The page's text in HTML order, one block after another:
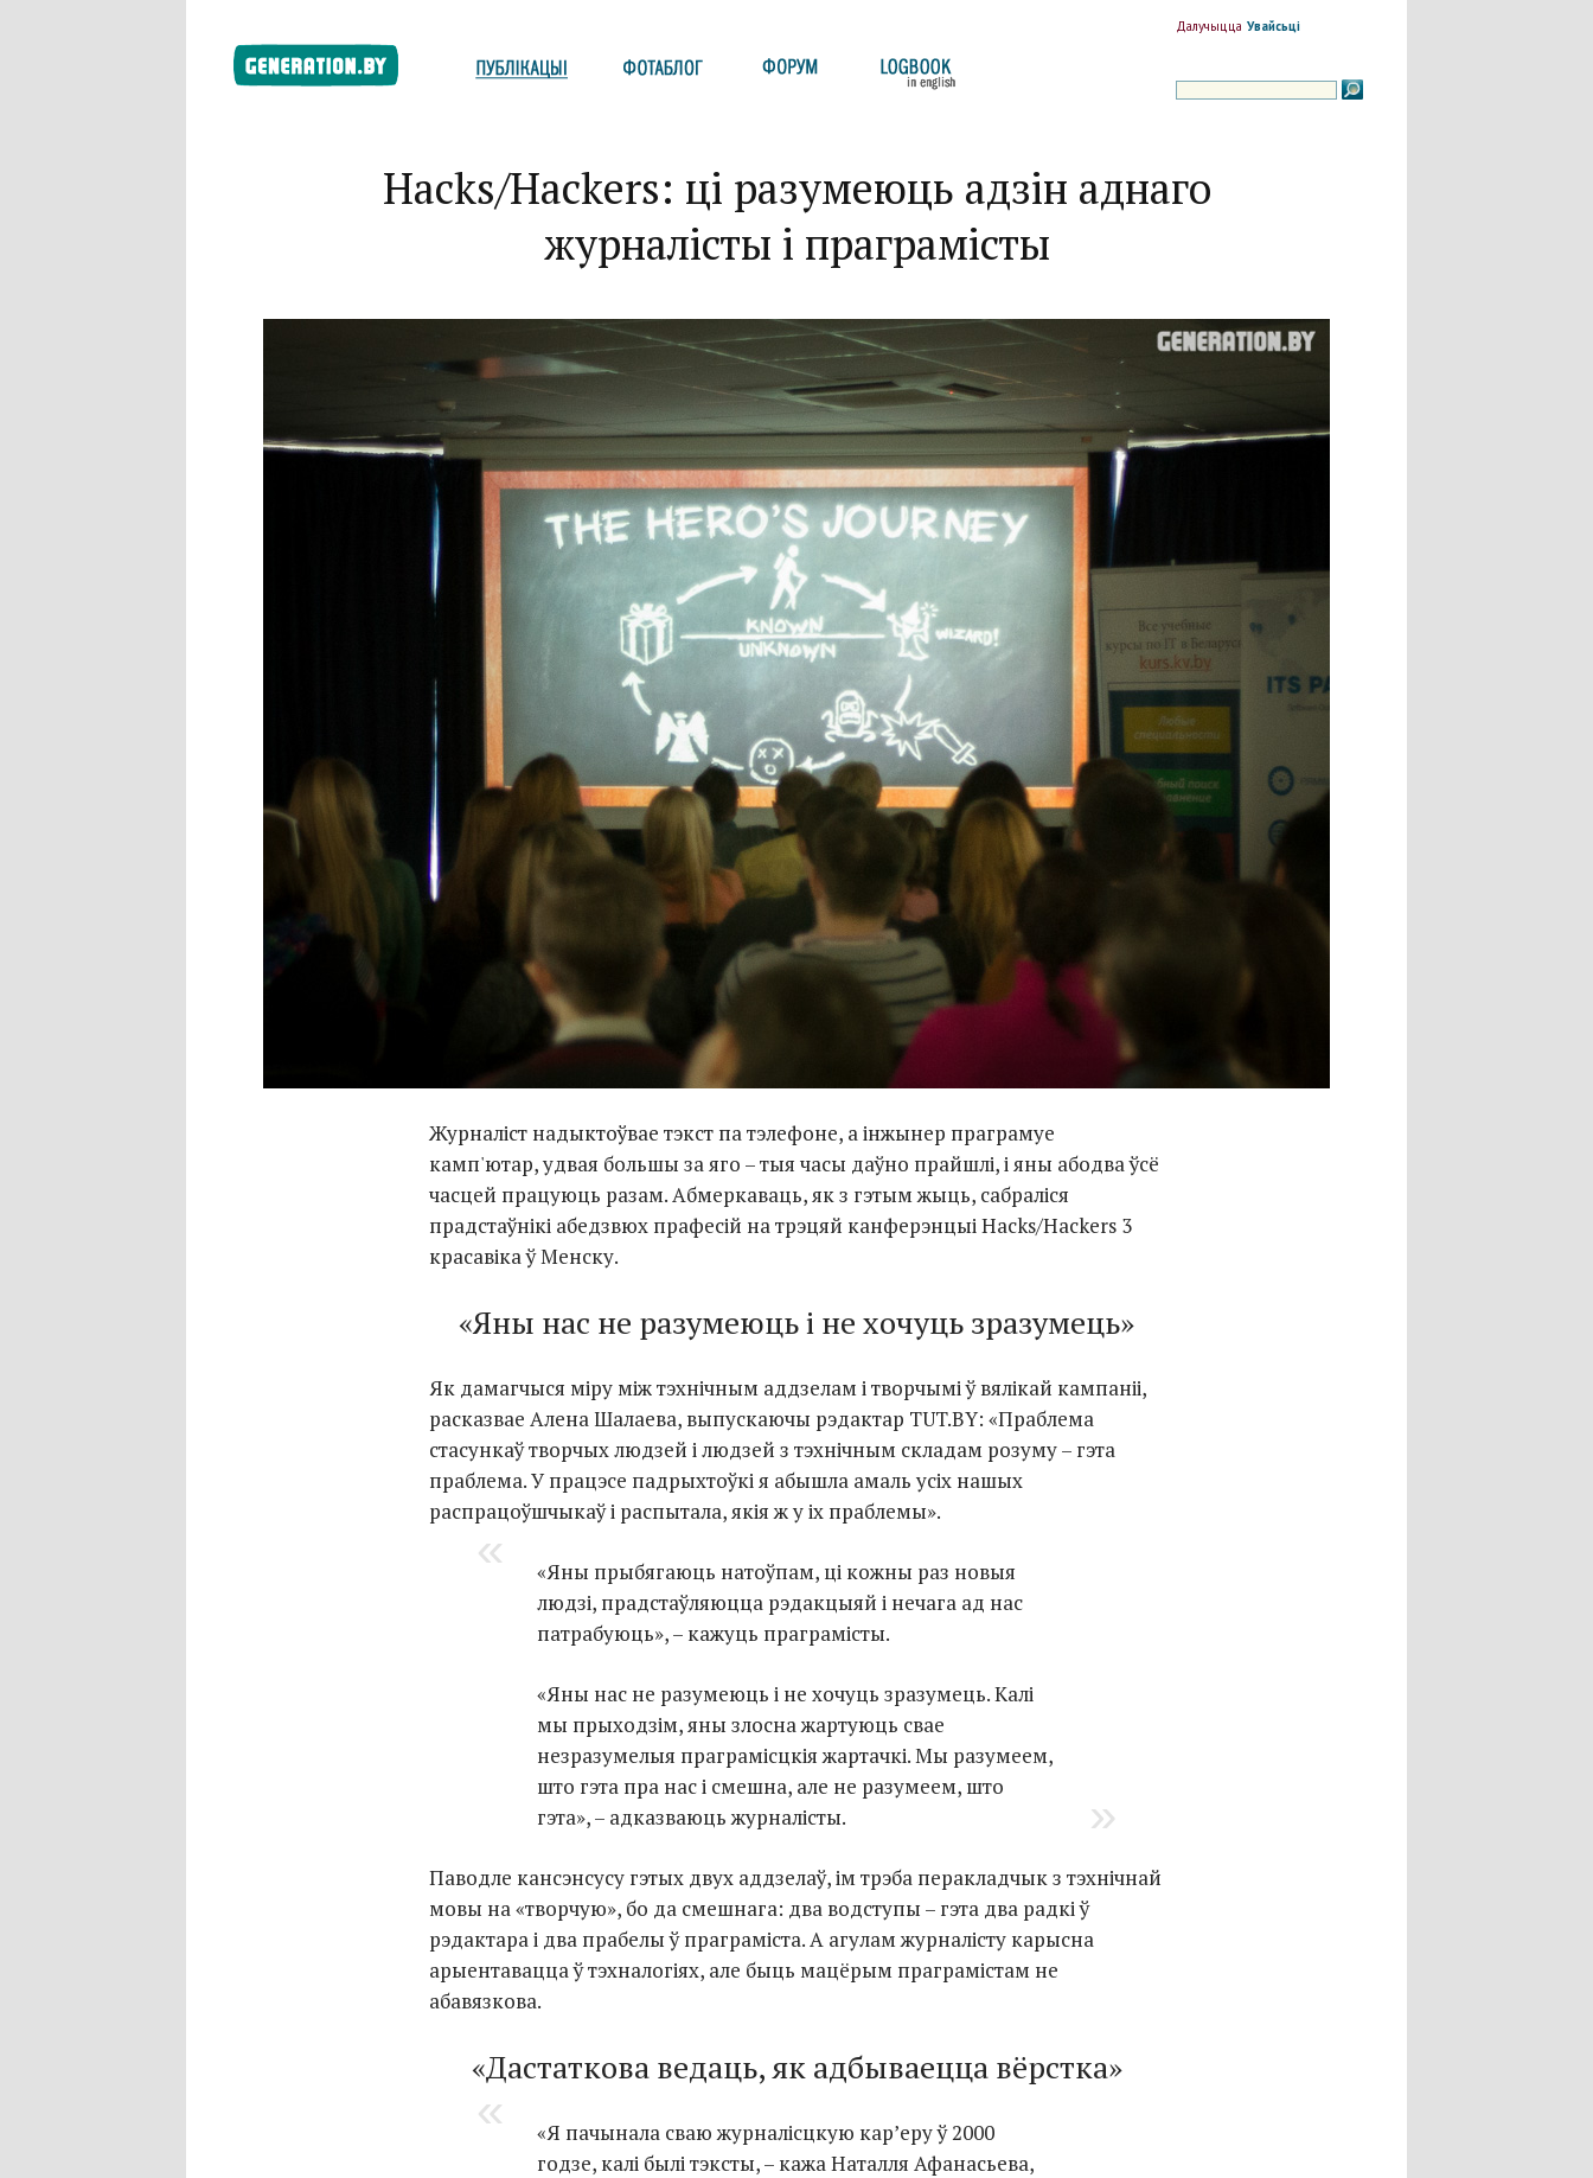
Далучыцца Увайсьці
Hacks/Hackers: ці разумеюць адзін аднаго
журналісты і праграмісты
Журналіст надыктоўвае тэкст па тэлефоне, а інжынер праграмуе
камп'ютар, удвая большы за яго – тыя часы даўно прайшлі, і яны абодва ўсё
часцей працуюць разам. Абмеркаваць, як з гэтым жыць, сабраліся
прадстаўнікі абедзвюх прафесій на трэцяй канферэнцыі Hacks/Hackers 3
красавіка ў Менску.
«Яны нас не разумеюць і не хочуць зразумець»
Як дамагчыся міру між тэхнічным аддзелам і творчымі ў вялікай кампаніі,
расказвае Алена Шалаева, выпускаючы рэдактар TUT.BY: «Праблема
стасункаў творчых людзей і людзей з тэхнічным складам розуму – гэта
праблема. У працэсе падрыхтоўкі я абышла амаль усіх нашых
распрацоўшчыкаў і распытала, якія ж у іх праблемы».
«Яны прыбягаюць натоўпам, ці кожны раз новыя
людзі, прадстаўляюцца рэдакцыяй і нечага ад нас
патрабуюць», – кажуць праграмісты.
«Яны нас не разумеюць і не хочуць зразумець. Калі
мы прыходзім, яны злосна жартуюць свае
незразумелыя праграмісцкія жартачкі. Мы разумеем,
што гэта пра нас і смешна, але не разумеем, што
гэта», – адказваюць журналісты.
Паводле кансэнсусу гэтых двух аддзелаў, ім трэба перакладчык з тэхнічнай
мовы на «творчую», бо да смешнага: два водступы – гэта два радкі ў
рэдактара і два прабелы ў праграміста. А агулам журналісту карысна
арыентавацца ў тэхналогіях, але быць мацёрым праграмістам не
абавязкова.
«Дастаткова ведаць, як адбываецца вёрстка»
«Я пачынала сваю журналісцкую кар’еру ў 2000
годзе, калі былі тэксты, – кажа Наталля Афанасьева,